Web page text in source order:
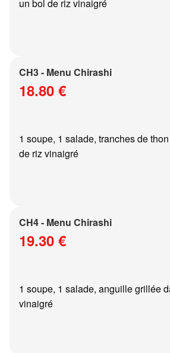
un bol de riz vinaigré
CH3 - Menu Chirashi
18.80 €
1 soupe, 1 salade, tranches de
de riz vinaigré
CH4 - Menu Chirashi
19.30 €
1 soupe, 1 salade, anguille grillée
vinaigré